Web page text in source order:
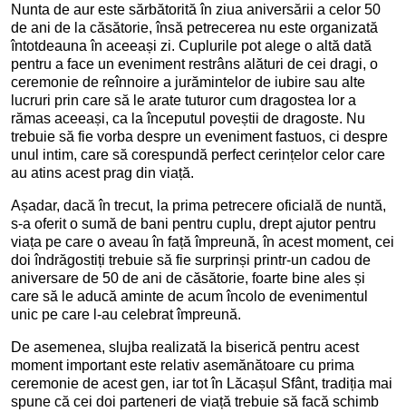
Nunta de aur este sărbătorită în ziua aniversării a celor 50
de ani de la căsătorie, însă petrecerea nu este organizată
întotdeauna în aceeași zi. Cuplurile pot alege o altă dată
pentru a face un eveniment restrâns alături de cei dragi, o
ceremonie de reînnoire a jurămintelor de iubire sau alte
lucruri prin care să le arate tuturor cum dragostea lor a
rămas aceeași, ca la începutul poveștii de dragoste. Nu
trebuie să fie vorba despre un eveniment fastuos, ci despre
unul intim, care să corespundă perfect cerințelor celor care
au atins acest prag din viață.
Așadar, dacă în trecut, la prima petrecere oficială de nuntă,
s-a oferit o sumă de bani pentru cuplu, drept ajutor pentru
viața pe care o aveau în față împreună, în acest moment, cei
doi îndrăgostiți trebuie să fie surprinși printr-un cadou de
aniversare de 50 de ani de căsătorie, foarte bine ales și
care să le aducă aminte de acum încolo de evenimentul
unic pe care l-au celebrat împreună.
De asemenea, slujba realizată la biserică pentru acest
moment important este relativ asemănătoare cu prima
ceremonie de acest gen, iar tot în Lăcașul Sfânt, tradiția mai
spune că cei doi parteneri de viață trebuie să facă schimb